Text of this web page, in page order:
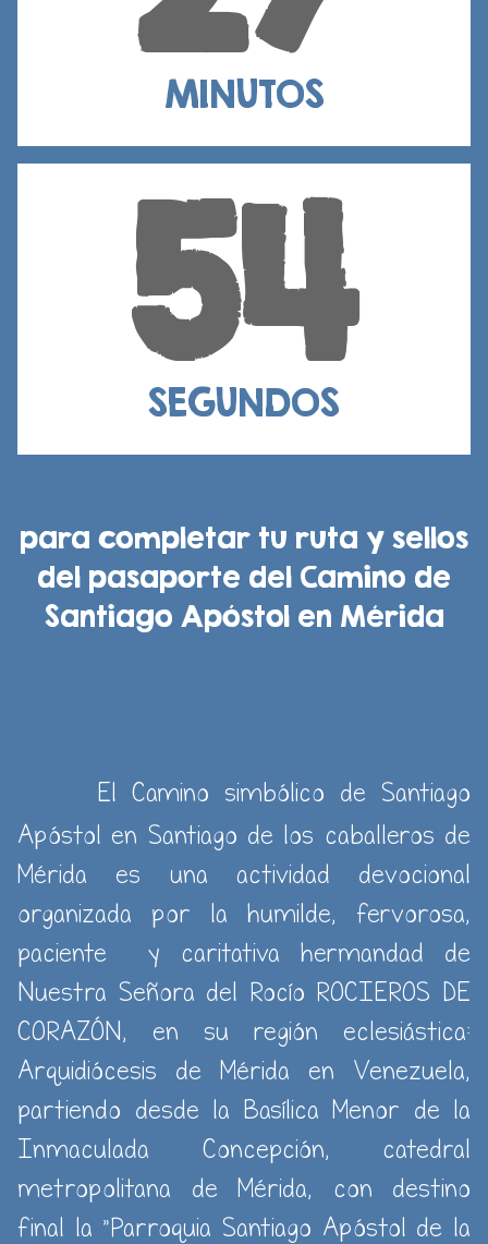
MINUTOS
52
SEGUNDOS
para completar tu ruta y sellos
del pasaporte del Camino de
Santiago Apóstolen Mérida
El Camino simbólico de Santiago
Apóstol en Santiago de los caballeros de
Mérida es una actividad devocional
organizada por la humilde, fervorosa,
paciente y caritativa hermandad de
Nuestra Señora del Rocío ROCIEROS DE
CORAZÓN, en su región eclesiástica:
Arquidiócesis de Mérida en Venezuela,
partiendo desde la Basílica Menor de la
Inmaculada Concepción, catedral
metropolitana de Mérida, con destino
final la "Parroquia Santiago Apóstol de la